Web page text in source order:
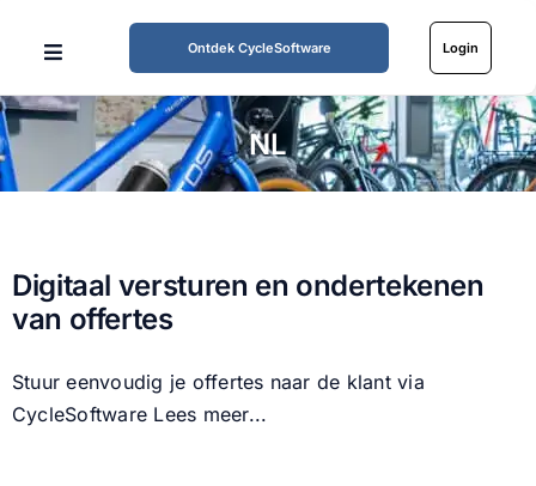
Ontdek CycleSoftware Login
Toggle
Home
Mogelijkheden
Werkwijze
Over ons
NL
Digitaal versturen en ondertekenen
van offertes
Stuur eenvoudig je offertes naar de klant via
CycleSoftware Lees meer...